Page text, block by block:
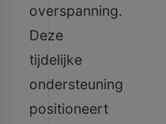
overspanning.
Deze
tijdelijke
ondersteuning
positioneert